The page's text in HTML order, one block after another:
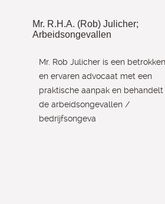
Mr. R.H.A. (Rob) Julicher;
Arbeidsongevallen
Mr. Rob Julicher is een betrokken
en ervaren advocaat met een
praktische aanpak en behandelt
de arbeidsongevallen /
bedrijfsongeva